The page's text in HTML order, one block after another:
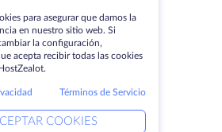
para asegurar que damos la
en nuestro sitio web. Si
la configuración,
acepta recibir todas las cookies
Términos de Servicio
COOKIES